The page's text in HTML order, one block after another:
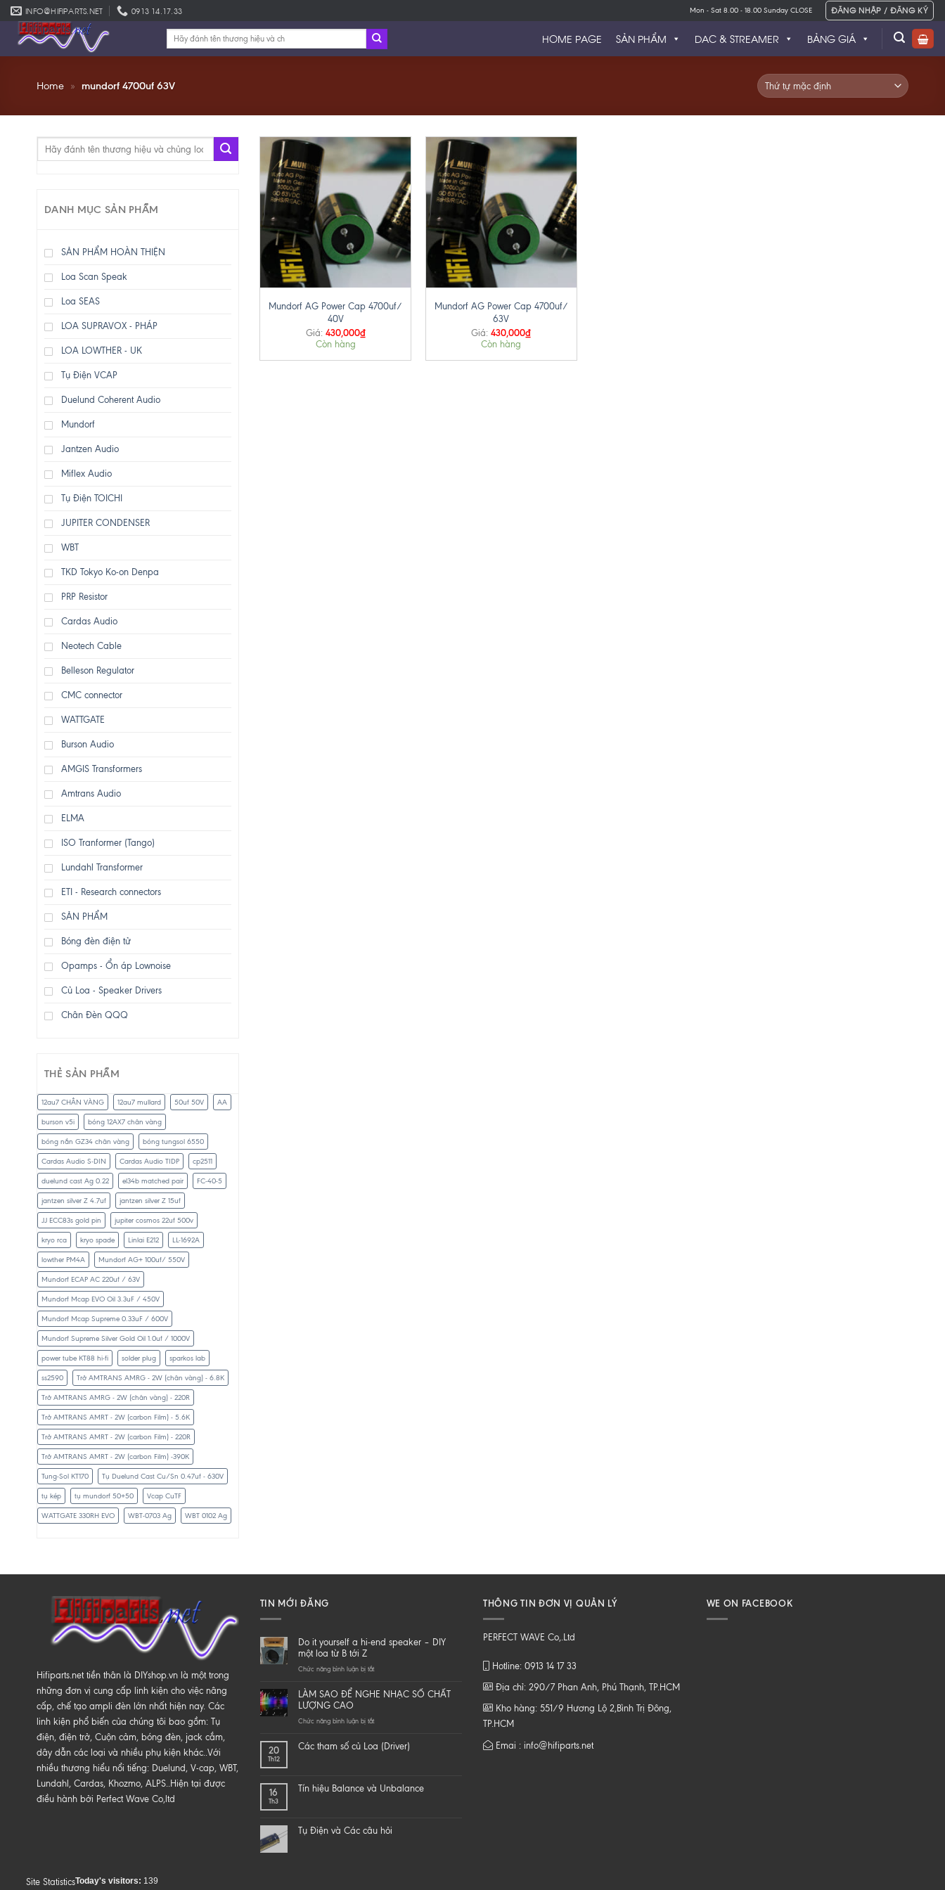
Skip
to
content
INFO@HIFIPARTS.NET 0913 14.17.33 Mon - Sat 8.00 - 18.00 Sunday CLOSE ĐĂNG NHẬP / ĐĂNG KÝ
Tìm
HOME PAGE SẢN PHẨM BẢNG GIÁ
DAC & STREAMER
Home » mundorf 4700uf 63V
Tìm
DANH MỤC SẢN PHẨM
SẢN PHẨM HOÀN THIỆN
Loa Scan Speak
Loa SEAS
LOA SUPRAVOX - PHÁP
LOA LOWTHER - UK
Tụ Điện VCAP
Duelund Coherent Audio
Mundorf
Jantzen Audio
Miflex Audio
Tụ Điện TOICHI
JUPITER CONDENSER
WBT
TKD Tokyo Ko-on Denpa
PRP Resistor
Cardas Audio
Neotech Cable
Belleson Regulator
CMC connector
WATTGATE
Burson Audio
AMGIS Transformers
Amtrans Audio
ELMA
ISO Tranformer (Tango)
Lundahl Transformer
ETI - Research connectors
SẢN PHẨM
Bóng đèn điện tử
Opamps - Ổn áp Lownoise
Củ Loa - Speaker Drivers
Chân Đèn QQQ
THẺ SẢN PHẨM
12au7 CHÂN VÀNG 12au7 mullard 50uf 50V AA
burson v5i bóng 12AX7 chân vàng
bóng nắn GZ34 chân vàng bóng tungsol 6550
Cardas Audio S-DIN Cardas Audio TIDP cp2511
duelund cast Ag 0.22 el34b matched pair FC-40-5
jantzen silver Z 4.7uf jantzen silver Z 15uf
JJ ECC83s gold pin jupiter cosmos 22uf 500v
kryo rca kryo spade Linlai E212 LL-1692A
lowther PM4A Mundorf AG+ 100uf/ 550V
Mundorf ECAP AC 220uf / 63V
Mundorf Mcap EVO Oil 3.3uF / 450V
Mundorf Mcap Supreme 0.33uF / 600V
Mundorf Supreme Silver Gold Oil 1.0uf / 1000V
power tube KT88 hi-fi solder plug sparkos lab
ss2590 Trở AMTRANS AMRG - 2W (chân vàng) - 6.8K
Trở AMTRANS AMRG - 2W (chân vàng) - 220R
Trở AMTRANS AMRT - 2W (carbon Film) - 5.6K
Trở AMTRANS AMRT - 2W (carbon Film) - 220R
Trở AMTRANS AMRT - 2W (carbon Film) -390K
Tung-Sol KT170 Tụ Duelund Cast Cu/Sn 0.47uf - 630V
tụ kép tụ mundorf 50+50 Vcap CuTF
WATTGATE 330RH EVO WBT-0703 Ag WBT 0102 Ag
Mundorf AG Power Cap 4700uf/
40V
Giá: 430,000₫
Còn hàng
Mundorf AG Power Cap 4700uf/
63V
Giá: 430,000₫
Còn hàng
Hifiparts.net tiền thân là DIYshop.vn là một trong
những đơn vị cung cấp linh kiện cho việc nâng
cấp, chế tạo ampli đèn lớn nhất hiện nay. Các
linh kiện phổ biến của chúng tôi bao gồm: Tụ
điện, điện trở, Cuộn cảm, bóng đèn, jack cắm,
dây dẫn các loại và nhiều phụ kiện khác..Với
nhiều thương hiểu nổi tiếng: Duelund, V-cap, WBT,
Lundahl, Cardas, Khozmo, ALPS..Hiện tại được
điều hành bởi Perfect Wave Co,ltd
TIN MỚI ĐĂNG
Do it yourself a hi-end speaker – DIY
một loa từ B tới Z
Chức năng bình luận bị tắtở
it
hi-
speaker
loa
LÀM SAO ĐỂ NGHE NHẠC SỐ CHẤT
LƯỢNG CAO
Chức năng bình luận bị tắtở
SAO
SỐ
20
Th12
Các tham số củ Loa (Driver)
16
Th3
Tín hiệu Balance và Unbalance
Tụ Điện và Các câu hỏi
THÔNG TIN ĐƠN VỊ QUẢN LÝ
PERFECT WAVE Co,.Ltd
Hotline: 0913 14 17 33
Địa chỉ: 290/7 Phan Anh, Phú Thạnh, TP.HCM
Kho hàng: 551/9 Hương Lộ 2,Bình Trị Đông,
TP.HCM
Emai : info@hifiparts.net
WE ON FACEBOOK
Site StatisticsToday's visitors: 139